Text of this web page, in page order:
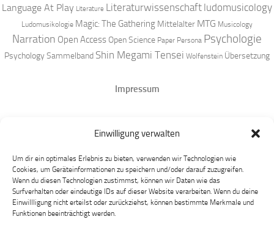
Einwilligung verwalten
Um dir ein optimales Erlebnis zu bieten, verwenden wir Technologien wie
Cookies, um Geräteinformationen zu speichern und/oder darauf zuzugreifen.
Wenn du diesen Technologien zustimmst, können wir Daten wie das
Surfverhalten oder eindeutige IDs auf dieser Website verarbeiten. Wenn du deine
Einwillligung nicht erteilst oder zurückziehst, können bestimmte Merkmale und
Funktionen beeinträchtigt werden.
Language At Play Literature Literaturwissenschaft ludomusicology
Ludomusikologie Magic: The Gathering Mittelalter MTG Musicology
Narration Open Access Open Science Paper Persona Psychologie
PsychologySammelband Shin Megami Tensei Wolfenstein Übersetzung
Impressum
Mastodon